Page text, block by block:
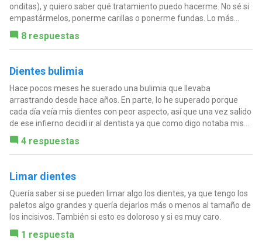
onditas), y quiero saber qué tratamiento puedo hacerme. No sé si
empastármelos, ponerme carillas o ponerme fundas. Lo más...
8 respuestas
Dientes bulimia
Hace pocos meses he suerado una bulimia que llevaba
arrastrando desde hace años. En parte, lo he superado porque
cada día veía mis dientes con peor aspecto, así que una vez salido
de ese infierno decidí ir al dentista ya que como digo notaba mis...
4 respuestas
Limar dientes
Quería saber si se pueden limar algo los dientes, ya que tengo los
paletos algo grandes y quería dejarlos más o menos al tamaño de
los incisivos. También si esto es doloroso y si es muy caro.
1 respuesta